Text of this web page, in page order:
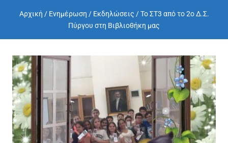
Αρχική / Ενημέρωση / Εκδηλώσεις / Το ΣΤ3 από το 2ο Δ.Σ.
Πύργου στη Βιβλιοθήκη μας